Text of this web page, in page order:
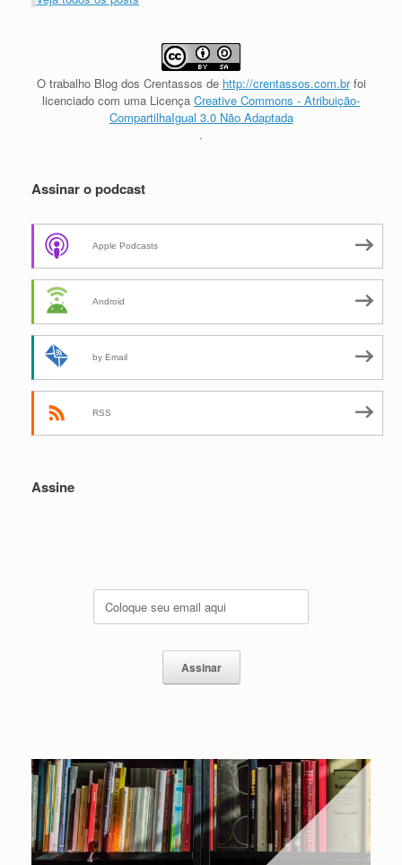
O trabalho Blog dos Crentassos de http://crentassos.com.brfoi
licenciado com uma Licença Creative Commons - Atribuição-
CompartilhaIgual 3.0 Não Adaptada
.
Assinar o podcast
Apple Podcasts
Android
by Email
RSS
Assine